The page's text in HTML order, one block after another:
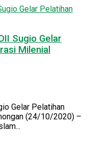
Sugio Gelar
Milenial
Gelar Pelatihan
(24/10/2020) –